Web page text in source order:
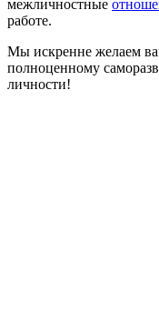
межличностные
работе.
Мы искренне желаем
полноценному
личности!